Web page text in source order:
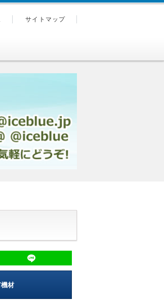
サイトマップ
材